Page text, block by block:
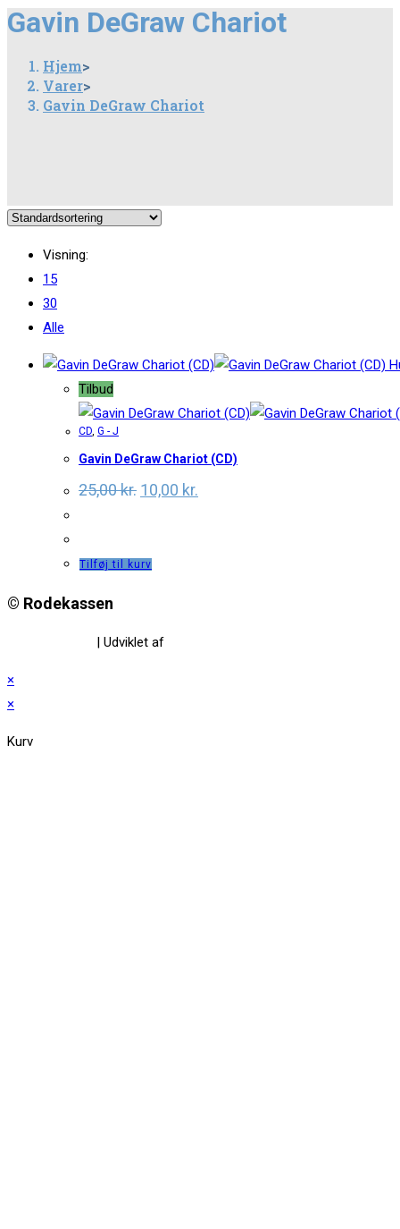
Gavin DeGraw Chariot
Hjem>
Varer>
Gavin DeGraw Chariot
Visning:
15
30
Alle
Tilbud
CD, G - J
Gavin DeGraw Chariot (CD)
25,00kr. Original
price
10,00 kr.
price
Tilføj til kurv
© Rodekassen
| Udviklet af
×
×
Kurv